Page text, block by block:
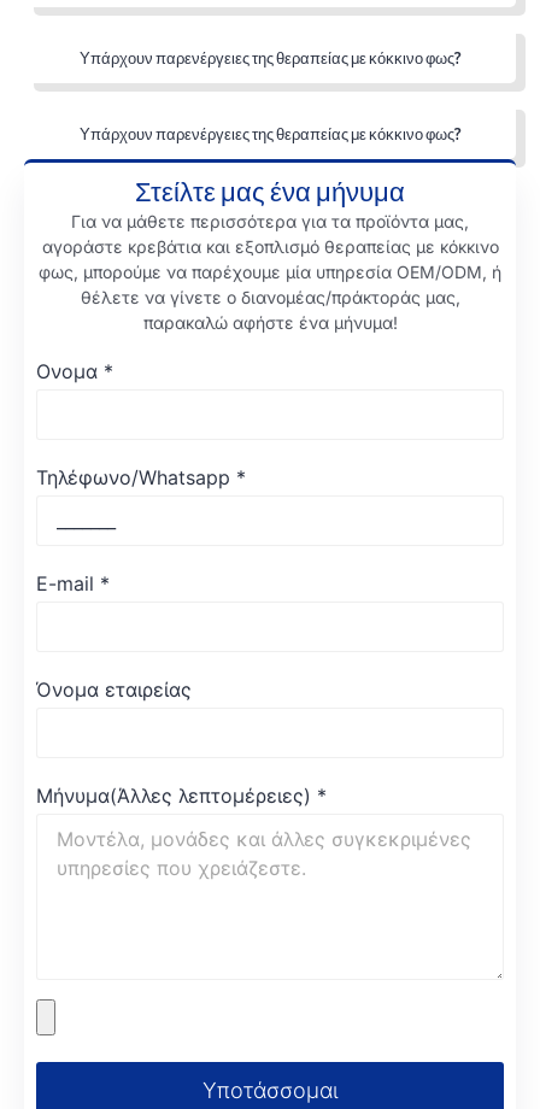
Υπάρχουν παρενέργειες της θεραπείας με κόκκινο φως?
Υπάρχουν παρενέργειες της θεραπείας με κόκκινο φως?
Στείλτε μας ένα μήνυμα
Για να μάθετε περισσότερα για τα προϊόντα μας,
αγοράστε κρεβάτια και εξοπλισμό θεραπείας με κόκκινο
φως, μπορούμε να παρέχουμε μία υπηρεσία OEM/ODM, ή
θέλετε να γίνετε ο διανομέας/πράκτοράς μας,
παρακαλώ αφήστε ένα μήνυμα!
Ονομα *
Τηλέφωνο/Whatsapp *
E-mail *
Όνομα εταιρείας
Μήνυμα(Άλλες λεπτομέρειες) *
Υποτάσσομαι